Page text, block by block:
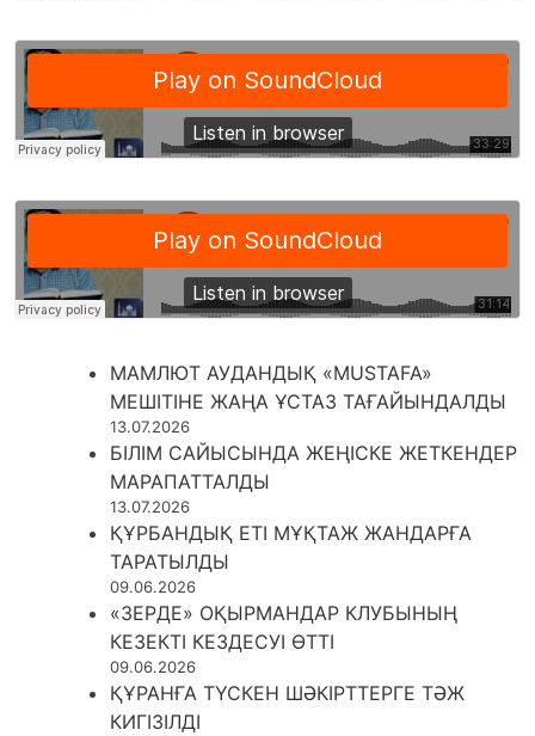
МАМЛЮТ АУДАНДЫҚ «MUSTAFA»
МЕШІТІНЕ ЖАҢА ҰСТАЗ ТАҒАЙЫНДАЛДЫ
13.07.2026
БІЛІМ САЙЫСЫНДА ЖЕҢІСКЕ ЖЕТКЕНДЕР
МАРАПАТТАЛДЫ
13.07.2026
ҚҰРБАНДЫҚ ЕТІ МҰҚТАЖ ЖАНДАРҒА
ТАРАТЫЛДЫ
09.06.2026
«ЗЕРДЕ» ОҚЫРМАНДАР КЛУБЫНЫҢ
КЕЗЕКТІ КЕЗДЕСУІ ӨТТІ
09.06.2026
ҚҰРАНҒА ТҮСКЕН ШӘКІРТТЕРГЕ ТӘЖ
КИГІЗІЛДІ